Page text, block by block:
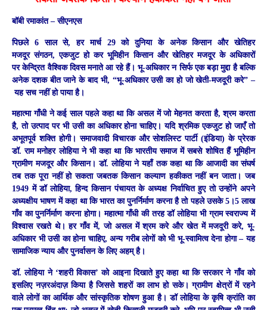
बॉबी रमाकांत – सीएनएस
पिछले 6 साल से, हर मार्च 29 को दुनिया के अनेक किसान और खेतिहर
मजदूर संगठन, एकजुट हो कर भूमिहीन किसान और खेतिहर मजदूर के अधिकारों
पर केन्द्रित वैश्विक दिवस मनाते आ रहे हैं। भू-अधिकार न सिर्फ एक बड़ा मुद्दा है बल्कि
अनेक दशक बीत जाने के बाद भी, “भू-अधिकार उसी का हो जो खेती-मजदूरी करे” –
यह सच नहीं हो पाया है।
महात्मा गाँधी ने कई साल पहले कहा था कि असल में जो मेहनत करता है, श्रम करता
है, तो उत्पाद पर भी उसी का अधिकार होना चाहिए। यदि श्रमिक एकजुट हो जाएँ तो
अभूतपूर्व शक्ति होगी। समाजवादी विचारक और सोशलिस्ट पार्टी (इंडिया) के प्रेरक
डॉ. राम मनोहर लोहिया ने भी कहा था कि भारतीय समाज में सबसे शोषित हैं भूमिहीन
ग्रामीण मजदूर और किसान। डॉ. लोहिया ने यहाँ तक कहा था कि आजादी का संघर्ष
तब तक पूरा नहीं हो सकता जबतक किसान कल्याण हकीकत नहीं बन जाता। जब
1949 में डॉ लोहिया, हिन्द किसान पंचायत के अध्यक्ष निर्वाचित हुए तो उन्होंने अपने
अध्यक्षीय भाषण में कहा था कि भारत का पुनर्निर्माण करना है तो पहले उसके 5।5 लाख
गाँव का पुनर्निर्माण करना होगा। महात्मा गाँधी की तरह डॉ लोहिया भी ग्राम स्वराज्य में
विश्वास रखते थे। हर गाँव में, जो असल में श्रम करे और खेत में मजदूरी करे, भू-
अधिकार भी उसी का होना चाहिए, अन्य गरीब लोगों को भी भू-स्वामित्व देना होगा – यह
सामाजिक न्याय और पुनर्वासन के लिए अहम् है।
डॉ. लोहिया ने ‘शहरी विकास’ को आइना दिखाते हुए कहा था कि सरकार ने गाँव को
इसलिए नज़रअंदाज़ किया है जिससे शहरों का लाभ हो सके। ग्रामीण क्षेत्रों में रहने
वाले लोगों का आर्थिक और सांस्कृतिक शोषण हुआ है। डॉ लोहिया के कृषि क्रांति का